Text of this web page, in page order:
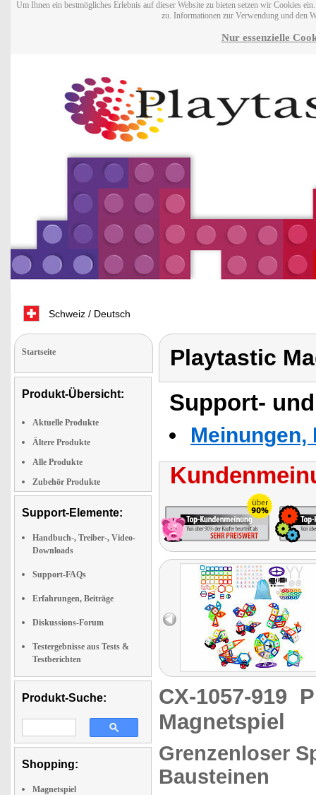
Um Ihnen ein bestmögliches Erlebnis auf dieser Website zu bieten setzen wir Cookies
zu. Informationen zur Verwendung und den
Nur essenzielle
Schweiz / Deutsch
Startseite
Produkt-Übersicht:
Aktuelle Produkte
Ältere Produkte
Alle Produkte
Zubehör Produkte
Support-Elemente:
Handbuch-, Treiber-, Video-
Downloads
Support-FAQs
Erfahrungen, Beiträge
Diskussions-Forum
Testergebnisse aus Tests &
Testberichten
Produkt-Suche:
Shopping:
Magnetspiel
Playtastic
Support-
CX-1057-919
Magnetspiel
Grenzenloser
Bausteinen